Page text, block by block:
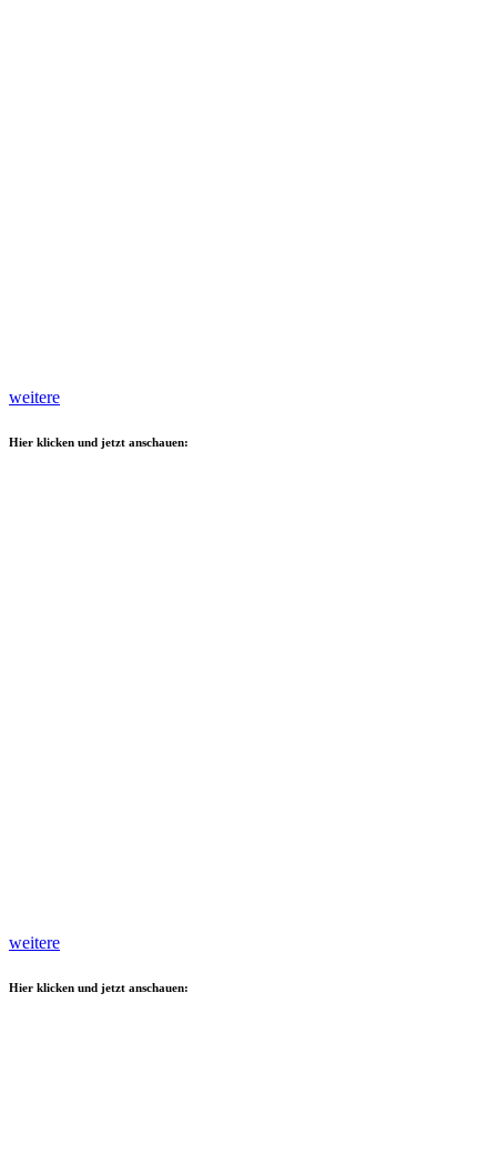
weitere
Hier klicken und jetzt anschauen:
weitere
Hier klicken und jetzt anschauen: